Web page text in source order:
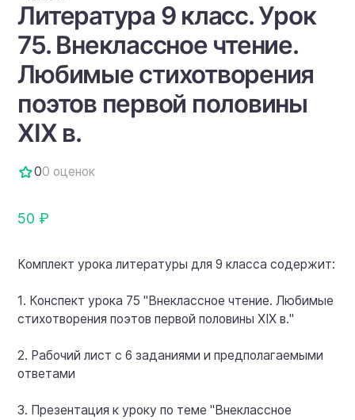
Литература 9 класс. Урок
75. Внеклассное чтение.
Любимые стихотворения
поэтов первой половины
XIX в.
00 оценок
50 ₽
Комплект урока литературы для 9 класса содержит:
1. Конспект урока 75 "Внеклассное чтение. Любимые
стихотворения поэтов первой половины XIX в."
2. Рабочий лист с 6 заданиями и предполагаемыми
ответами
3. Презентация к уроку по теме "Внеклассное